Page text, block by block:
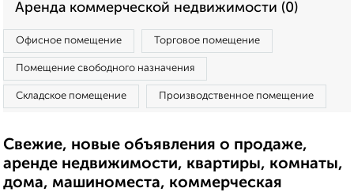
Аренда коммерческой недвижимости (0)
Офисное помещение Торговое помещение
Помещение свободного назначения
Складское помещение Производственное помещение
Свежие, новые объявления о продаже,
аренде недвижимости, квартиры, комнаты,
дома, машиноместа, коммерческая